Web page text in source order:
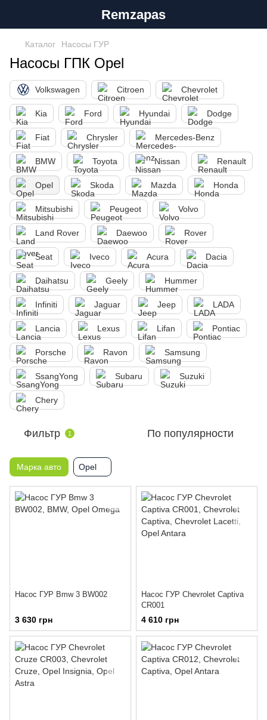
Remzapas
Каталог Насосы ГУР
Насосы ГПК Opel
Volkswagen Citroen Chevrolet
Kia Ford Hyundai Dodge
Fiat Chrysler Mercedes-Benz
BMW Toyota Nissan Renault
Opel Skoda Mazda Honda
Mitsubishi Peugeot Volvo
Land Rover Daewoo Rover
Seat Iveco Acura Dacia
Daihatsu Geely Hummer
Infiniti Jaguar Jeep LADA
Lancia Lexus Lifan Pontiac
Porsche Ravon Samsung
SsangYong Subaru Suzuki
Chery
Фильтр 1 По популярности
Марка авто Opel
Насос ГУР Bmw 3 BW002
3 630 грн
Насос ГУР Chevrolet Captiva
CR001
4 610 грн